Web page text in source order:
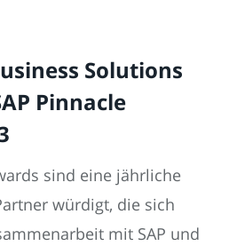
Solutions
Pinnacle
sind eine jährliche
würdigt, die sich
mit SAP und